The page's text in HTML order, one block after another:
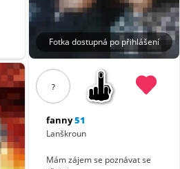
Fotka dostupná po přihlášení
?
fanny51
Lanškroun
Mám zájem se poznávat se